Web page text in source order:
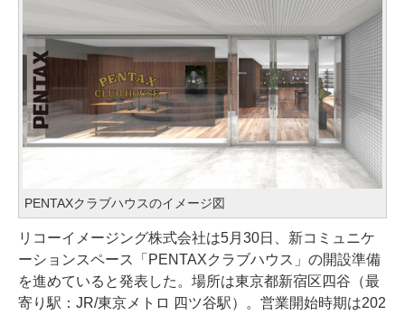
PENTAXクラブハウスのイメージ図
リコーイメージング株式会社は5月30日、新コミュニケ
ーションスペース「PENTAXクラブハウス」の開設準備
を進めていると発表した。場所は東京都新宿区四谷（最
寄り駅：JR/東京メトロ 四ツ谷駅）。営業開始時期は202